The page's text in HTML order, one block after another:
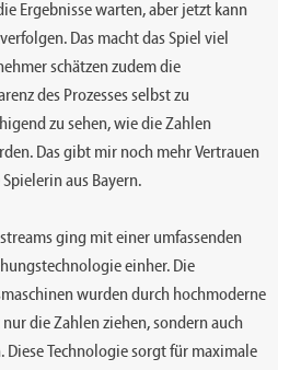
Ergebnisse warten, aber jetzt kann
Das macht das Spiel viel
schätzen zudem die
des Prozesses selbst zu
zu sehen, wie die Zahlen
Das gibt mir noch mehr Vertrauen
aus Bayern.
ging mit einer umfassenden
einher. Die
wurden durch hochmoderne
die Zahlen ziehen, sondern auch
Diese Technologie sorgt für maximale